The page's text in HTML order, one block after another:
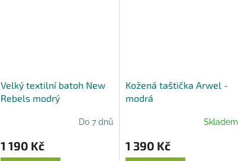
Velký textilní batoh New
Rebels modrý
Do 7 dnů
1 190 Kč
Kožená taštička Arwel -
modrá
Skladem
1 390 Kč